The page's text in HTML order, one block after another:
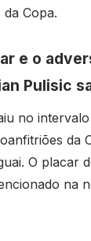
Copa.
e o
Pulisic
no
da
O placar
na